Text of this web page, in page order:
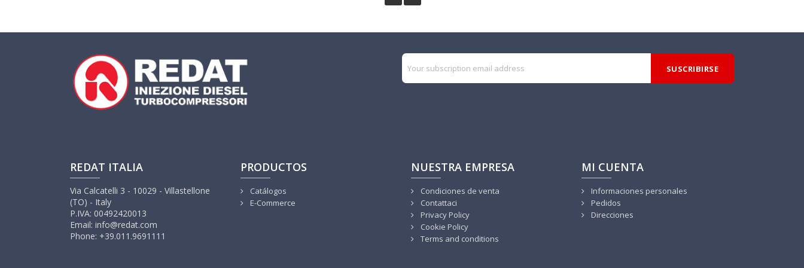
REDAT ITALIA
Via Calcatelli 3 - 10029 - Villastellone
(TO) - Italy
P.IVA: 00492420013
Email: info@redat.com
Phone: +39.011.9691111
PRODUCTOS
Catálogos
E-Commerce
NUESTRA EMPRESA
Condiciones de venta
Contattaci
Privacy Policy
Cookie Policy
Terms and conditions
MI CUENTA
Informaciones personales
Pedidos
Direcciones